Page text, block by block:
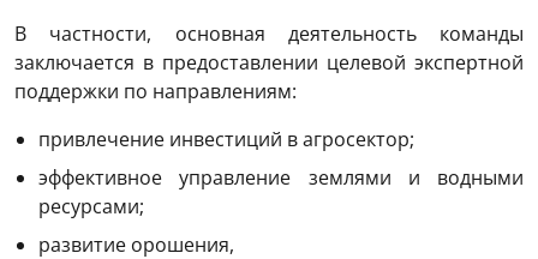
В частности, основная деятельность команды
заключается в предоставлении целевой экспертной
поддержки по направлениям:
привлечение инвестиций в агросектор;
эффективное управление землями и водными
ресурсами;
развитие орошения,